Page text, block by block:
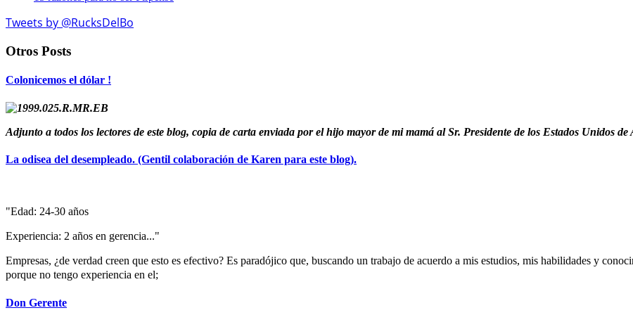
Tweets by @RucksDelBo
Otros Posts
Colonicemos el dólar !
Adjunto a todos los lectores de este blog, copia de carta enviada por el hijo mayor de mi mamá al Sr. Presidente de los Estados Unidos de
La odisea del desempleado. (Gentil colaboración de Karen para este blog).
"Edad: 24-30 años
Experiencia: 2 años en gerencia..."
Empresas, ¿de verdad creen que esto es efectivo? Es paradójico que, buscando un trabajo de acuerdo a mis estudios, mis habilidades y
porque no tengo experiencia en el;
Don Gerente